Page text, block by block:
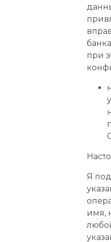
при
Я
имя,